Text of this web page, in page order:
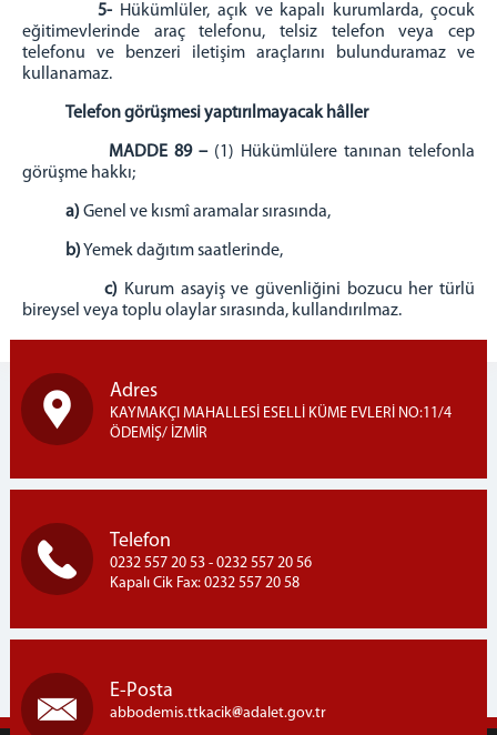
5- Hükümlüler, açık ve kapalı kurumlarda, çocuk
eğitimevlerinde araç telefonu, telsiz telefon veya cep
telefonu ve benzeri iletişim araçlarını bulunduramaz ve
kullanamaz.
Telefon görüşmesi yaptırılmayacak hâller
MADDE 89 –(1) Hükümlülere tanınan telefonla
görüşme hakkı;
a)Genel ve kısmî aramalar sırasında,
b)Yemek dağıtım saatlerinde,
c) Kurum asayiş ve güvenliğini bozucu her türlü
bireysel veya toplu olaylar sırasında, kullandırılmaz.
Adres
KAYMAKÇI MAHALLESİ ESELLİ KÜME EVLERİ NO:11/4
ÖDEMİŞ/ İZMİR
Telefon
0232 557 20 53 - 0232 557 20 56
Kapalı Cik Fax: 0232 557 20 58
E-Posta
abbodemis.ttkacik adalet.gov.tr